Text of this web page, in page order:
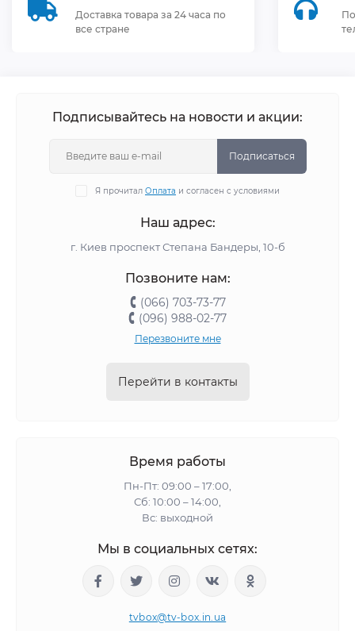
Доставка товара за 24 часа по
все стране
Подписывайтесь на новости и акции:
Подписаться
Я прочитал Оплата и согласен с условиями
Наш адрес:
г. Киев проспект Степана Бандеры, 10-б
Позвоните нам:
(066) 703-73-77
(096) 988-02-77
Перезвоните мне
Перейти в контакты
Время работы
Пн-Пт: 09:00 – 17:00,
Сб: 10:00 – 14:00,
Вс: выходной
Мы в социальных сетях:
tvbox@tv-box.in.ua